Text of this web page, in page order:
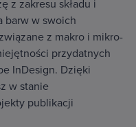
z zakresu składu i
barw w swoich
z makro i mikro-
przydatnych
InDesign. Dzięki
w stanie
publikacji